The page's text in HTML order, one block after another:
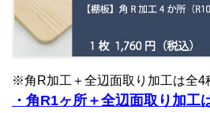
※角R加工＋全辺面取り加工は全4
・角R1ヶ所＋全辺面取り加工